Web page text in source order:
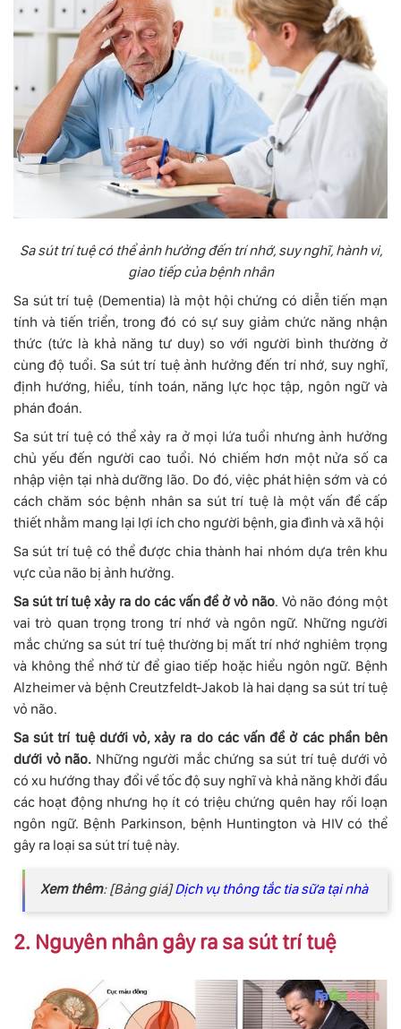
Sa sút trí tuệ có thể ảnh hưởng đến trí nhớ, suy nghĩ, hành vi,
giao tiếp của bệnh nhân
Sa sút trí tuệ (Dementia) là một hội chứng có diễn tiến mạn
tính và tiến triển, trong đó có sự suy giảm chức năng nhận
thức (tức là khả năng tư duy) so với người bình thường ở
cùng độ tuổi. Sa sút trí tuệ ảnh hưởng đến trí nhớ, suy nghĩ,
định hướng, hiểu, tính toán, năng lực học tập, ngôn ngữ và
phán đoán.
Sa sút trí tuệ có thể xảy ra ở mọi lứa tuổi nhưng ảnh hưởng
chủ yếu đến người cao tuổi. Nó chiếm hơn một nửa số ca
nhập viện tại nhà dưỡng lão. Do đó, việc phát hiện sớm và có
cách chăm sóc bệnh nhân sa sút trí tuệ là một vấn đề cấp
thiết nhằm mang lại lợi ích cho người bệnh, gia đình và xã hội
Sa sút trí tuệ có thể được chia thành hai nhóm dựa trên khu
vực của não bị ảnh hưởng.
Sa sút trí tuệ xảy ra do các vấn đề ở vỏ não. Vỏ não đóng một
vai trò quan trọng trong trí nhớ và ngôn ngữ. Những người
mắc chứng sa sút trí tuệ thường bị mất trí nhớ nghiêm trọng
và không thể nhớ từ để giao tiếp hoặc hiểu ngôn ngữ. Bệnh
Alzheimer và bệnh Creutzfeldt-Jakob là hai dạng sa sút trí tuệ
vỏ não.
Sa sút trí tuệ dưới vỏ, xảy ra do các vấn đề ở các phần bên
dưới vỏ não. Những người mắc chứng sa sút trí tuệ dưới vỏ
có xu hướng thay đổi về tốc độ suy nghĩ và khả năng khởi đầu
các hoạt động nhưng họ ít có triệu chứng quên hay rối loạn
ngôn ngữ. Bệnh Parkinson, bệnh Huntington và HIV có thể
gây ra loại sa sút trí tuệ này.
Xem thêm: [Bảng giá]Dịch vụ thông tắc tia sữa tại nhà
2. Nguyên nhân gây ra sa sút trí tuệ